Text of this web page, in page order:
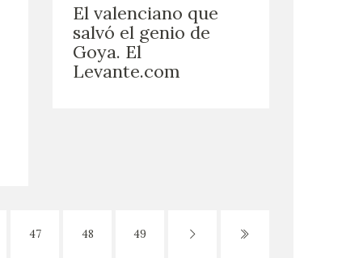
El valenciano que
salvó el genio de
Goya. El
Levante.com
47 48 49